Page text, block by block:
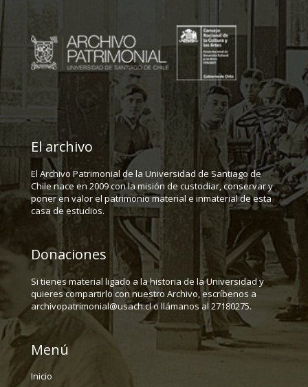
El archivo
El Archivo Patrimonial de la Universidad de Santiago de
Chile nace en 2009 con la misión de custodiar, conservar y
poner en valor el patrimonio material e inmaterial de esta
casa de estudios.
Donaciones
Si tienes material ligado a la historia de la Universidad y
quieres compartirlo con nuestro Archivo, escríbenos a
archivopatrimonial@usach.cl o llámanos al 27180275.
Menú
Inicio